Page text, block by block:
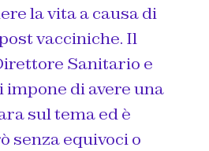
la vita a causa di
vacciniche. Il
Sanitario e
impone di avere una
sul tema ed è
senza equivoci o